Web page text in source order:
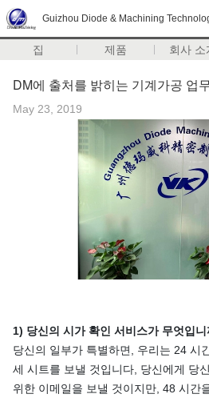
Guizhou Diode & Machining
집 제품 회사 소
DM에 출처를 밝히는 기계가공 업
May 23, 2019
1) 당신의 시가 확인 서비스가 무엇입니
당신의 일부가 특별하면, 우리는 24 시
세 시트를 보낼 것입니다, 당신에게 당
위한 이메일을 보낼 것이지만, 48 시간